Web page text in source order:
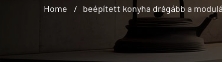
Home beépített konyha drágább a